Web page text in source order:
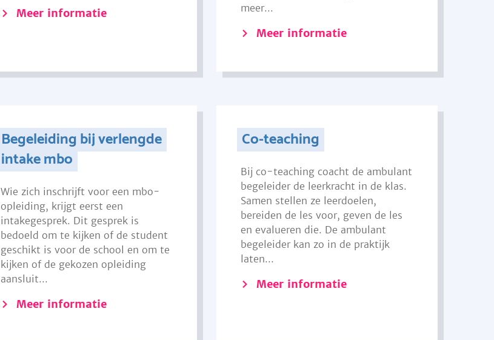
Meer informatie
meer...
Meer informatie
Begeleiding bij verlengde
intake mbo
Wie zich inschrijft voor een mbo-
opleiding, krijgt eerst een
intakegesprek. Dit gesprek is
bedoeld om te kijken of de student
geschikt is voor de school en om te
kijken of de gekozen opleiding
aansluit...
Meer informatie
Co-teaching
Bij co-teaching coacht de ambulant
begeleider de leerkracht in de klas.
Samen stellen ze leerdoelen,
bereiden de les voor, geven de les
en evalueren die. De ambulant
begeleider kan zo in de praktijk
laten...
Meer informatie